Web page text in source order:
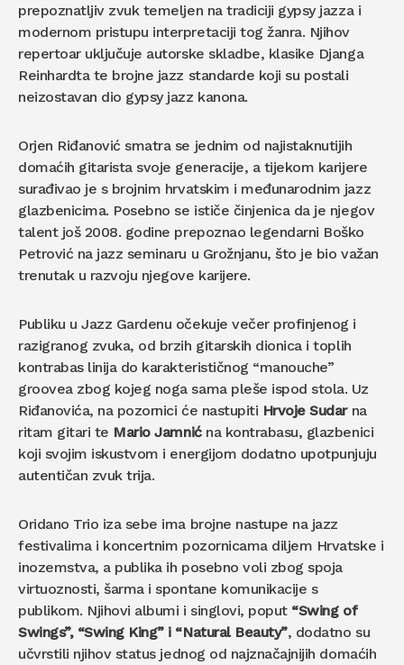
prepoznatljiv zvuk temeljen na tradiciji gypsy jazza i
modernom pristupu interpretaciji tog žanra. Njihov
repertoar uključuje autorske skladbe, klasike Djanga
Reinhardta te brojne jazz standarde koji su postali
neizostavan dio gypsy jazz kanona.
Orjen Riđanović smatra se jednim od najistaknutijih
domaćih gitarista svoje generacije, a tijekom karijere
surađivao je s brojnim hrvatskim i međunarodnim jazz
glazbenicima. Posebno se ističe činjenica da je njegov
talent još 2008. godine prepoznao legendarni Boško
Petrović na jazz seminaru u Grožnjanu, što je bio važan
trenutak u razvoju njegove karijere.
Publiku u Jazz Gardenu očekuje večer profinjenog i
razigranog zvuka, od brzih gitarskih dionica i toplih
kontrabas linija do karakterističnog “manouche”
groovea zbog kojeg noga sama pleše ispod stola. Uz
Riđanovića, na pozornici će nastupiti Hrvoje Sudarna
ritam gitari te Mario Jamnićna kontrabasu, glazbenici
koji svojim iskustvom i energijom dodatno upotpunjuju
autentičan zvuk trija.
Oridano Trio iza sebe ima brojne nastupe na jazz
festivalima i koncertnim pozornicama diljem Hrvatske i
inozemstva, a publika ih posebno voli zbog spoja
virtuoznosti, šarma i spontane komunikacije s
publikom. Njihovi albumi i singlovi, poput “Swing of
Swings”, “Swing King” i “Natural Beauty”, dodatno su
učvrstili njihov status jednog od najznačajnijih domaćih